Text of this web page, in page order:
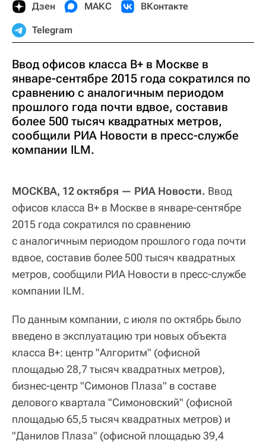
Дзен МАКС ВКонтакте
Telegram
Ввод офисов класса B+ в Москве в
январе-сентябре 2015 года сократился по
сравнению с аналогичным периодом
прошлого года почти вдвое, составив
более 500 тысяч квадратных метров,
сообщили РИА Новости в пресс-службе
компании ILM.
МОСКВА, 12 октября — РИА Новости. Ввод
офисов класса B+ в Москве в январе-сентябре
2015 года сократился по сравнению
с аналогичным периодом прошлого года почти
вдвое, составив более 500 тысяч квадратных
метров, сообщили РИА Новости в пресс-службе
компании ILM.
По данным компании, с июля по октябрь было
введено в эксплуатацию три новых объекта
класса В+: центр "Алгоритм" (офисной
площадью 28,7 тысяч квадратных метров),
бизнес-центр "Симонов Плаза" в составе
делового квартала "Симоновский" (офисной
площадью 65,5 тысяч квадратных метров) и
"Данилов Плаза" (офисной площадью 39,4